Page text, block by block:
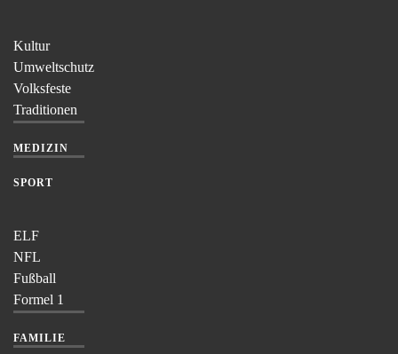
Kultur
Umweltschutz
Volksfeste
Traditionen
MEDIZIN
SPORT
ELF
NFL
Fußball
Formel 1
FAMILIE